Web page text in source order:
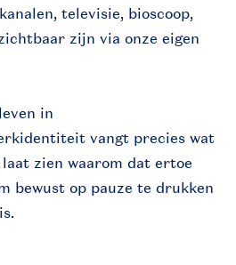
televisie, bioscoop,
zijn via onze eigen
in
vangt precies wat
zien waarom dat ertoe
bewust op pauze te drukken